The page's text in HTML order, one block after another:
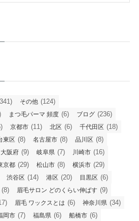
その他 (124)
まつ毛パーマ 頻度 (6) ブログ (236)
京都市 (11) 北区 (6) 千代田区 (18)
東区 (8) 名古屋市 (8) 品川区 (8)
大阪府 (9) 岐阜県 (7) 川崎市 (16)
京都 (29) 松山市 (8) 横浜市 (29)
渋谷区 (14) 港区 (20) 目黒区 (6)
(8) 眉毛サロン どのくらい伸ばす (9)
眉毛 ワックスとは (6) 神奈川県 (34)
岡市 (7) 福島県 (6) 船橋市 (6)